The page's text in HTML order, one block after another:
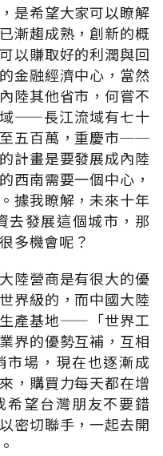
是希望大家可以瞭解
漸趨成熟，創新的概
以賺取好的利潤與回
金融經濟中心，當然
陸其他省市，何嘗不
——長江流域有七十
至五百萬，重慶市──
計畫是要發展成內陸
西南需要一個中心，
據我瞭解，未來十年
去發展這個城市，那
多機會呢？
陸營商是有很大的優
界級的，而中國大陸
產基地——「世界工
界的優勢互補，互相
場，現在也逐漸成
，購買力每天都在增
希望台灣朋友不要錯
密切聯手，一起去開